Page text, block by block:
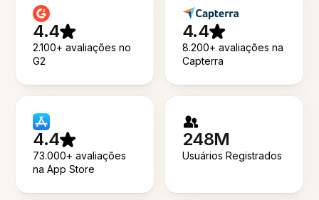
4.4
2.100+ avaliações no
G2
4.4
8.200+ avaliações na
Capterra
4.4
73.000+ avaliações
na App Store
248M
Usuários Registrados